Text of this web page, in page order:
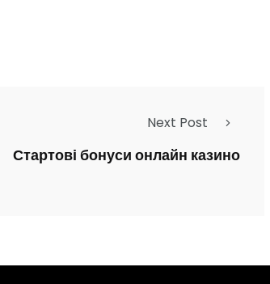
Next Post
Стартові бонуси онлайн казино